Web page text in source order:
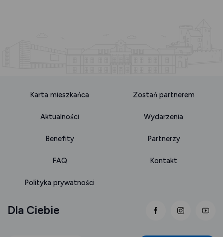
Karta mieszkańca Zostań partnerem
Aktualności Wydarzenia
Benefity Partnerzy
FAQ Kontakt
Polityka prywatności
link otwiera się
link
Dla Ciebie